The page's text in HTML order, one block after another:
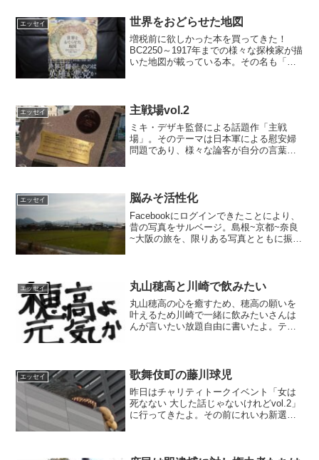
エッセイ 世界をおどらせた地図
増税前に欲しかった本を買ってきた！
BC2250～1917年までの様々な探検家が描
いた地図が載っている本。その名も「世
エッセイ 主戦場vol.2
ミキ・デザキ監督による話題作「主戦
場」。そのテーマは日本軍による慰安婦
問題であり、様々な論客が自分の言葉で
に、さんはんが言いたい放題自由に書い
たよ。
エッセイ 脳みそ活性化
Facebookにログインできたことにより、
昔の写真をサルベージ。島根~京都~奈良
~大阪の旅を、限りある写真とともに振り
エッセイ 丸山穂高と川崎で飲みたい
丸山穂高の心を癒すため、穂高の願いを
叶えるため川崎で一緒に飲みたいさんは
んが言いたい放題自由に書いたよ。テレ
エッセイ 歌舞伎町の藤川球児
昨日はチャリティトークイベント「女は
死なない 大した話じゃないけれどvol.2」
に行ってきたよ。その前にれいわ新選組